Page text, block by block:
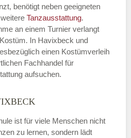
benötigt neben geeigneten
Tanzausstattung.
an einem Turnier verlangt
In Havixbeck und
einen Kostümverleih
Fachhandel für
aufsuchen.
ist für viele Menschen nicht
zu lernen, sondern lädt